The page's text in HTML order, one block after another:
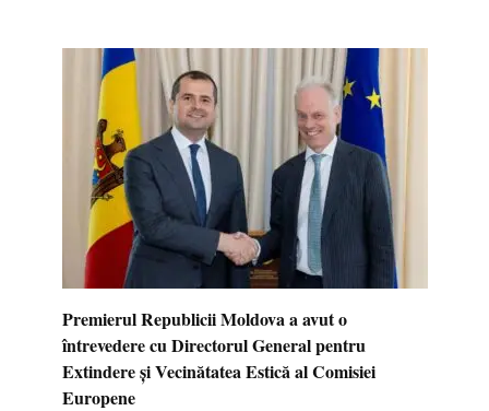
Premierul Republicii Moldova a avut o
întrevedere cu Directorul General pentru
Extindere și Vecinătatea Estică al Comisiei
Europene